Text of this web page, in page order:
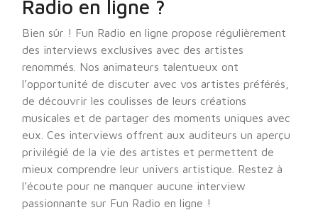
Radio en ligne ?
Bien sûr ! Fun Radio en ligne propose régulièrement
des interviews exclusives avec des artistes
renommés. Nos animateurs talentueux ont
l’opportunité de discuter avec vos artistes préférés,
de découvrir les coulisses de leurs créations
musicales et de partager des moments uniques avec
eux. Ces interviews offrent aux auditeurs un aperçu
privilégié de la vie des artistes et permettent de
mieux comprendre leur univers artistique. Restez à
l’écoute pour ne manquer aucune interview
passionnante sur Fun Radio en ligne !